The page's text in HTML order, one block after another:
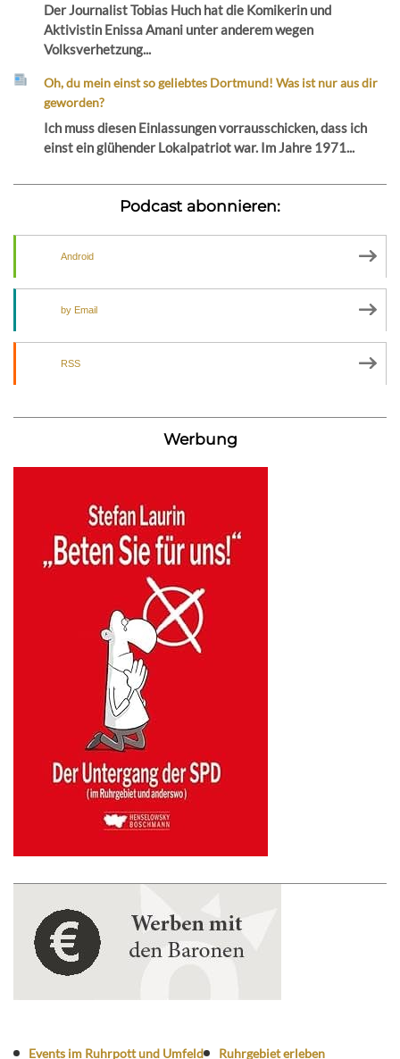
Der Journalist Tobias Huch hat die Komikerin und
Aktivistin Enissa Amani unter anderem wegen
Volksverhetzung...
Oh, du mein einst so geliebtes Dortmund! Was ist nur aus dir
geworden?
Ich muss diesen Einlassungen vorrausschicken, dass ich
einst ein glühender Lokalpatriot war. Im Jahre 1971...
Podcast abonnieren:
Android
by Email
RSS
Werbung
Events im Ruhrpott und Umfeld Ruhrgebiet erleben